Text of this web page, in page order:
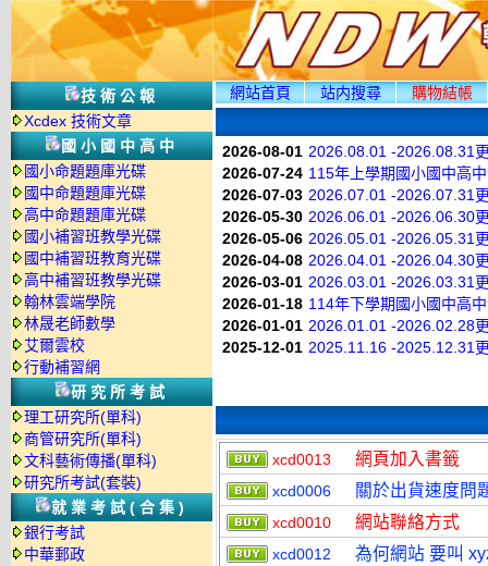
技術公報
Xcdex 技術文章
國小國中高中
國小命題題庫光碟
國中命題題庫光碟
高中命題題庫光碟
國小補習班教學光碟
國中補習班教育光碟
高中補習班教學光碟
翰林雲端學院
林晟老師數學
艾爾雲校
行動補習網
研究所考試
理工研究所(單科)
商管研究所(單科)
文科藝術傳播(單科)
研究所考試(套裝)
就業考試(合集)
銀行考試
中華郵政
網站首頁 站内搜尋 購物結帳
2026-08-01 2026.08.01 -2026.08.31
2026-07-24 115年上學期國小國中高
2026-07-03 2026.07.01 -2026.07.31
2026-05-30 2026.06.01 -2026.06.30
2026-05-06 2026.05.01 -2026.05.31
2026-04-08 2026.04.01 -2026.04.30
2026-03-01 2026.03.01 -2026.03.31
2026-01-18 114年下學期國小國中高
2026-01-01 2026.01.01 -2026.02.28
2025-12-01 2025.11.16 -2025.12.31
xcd0013 網頁加入書籤
xcd0006 關於出貨速度問
xcd0010 網站聯絡方式
xcd0012 為何網站 要叫